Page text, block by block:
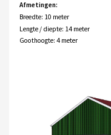
Afmetingen:
Breedte: 10 meter
Lengte / diepte: 14 meter
Goothoogte: 4 meter